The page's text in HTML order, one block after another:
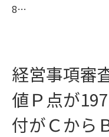
8…
経営事項審
値Ｐ点が
付がＣから